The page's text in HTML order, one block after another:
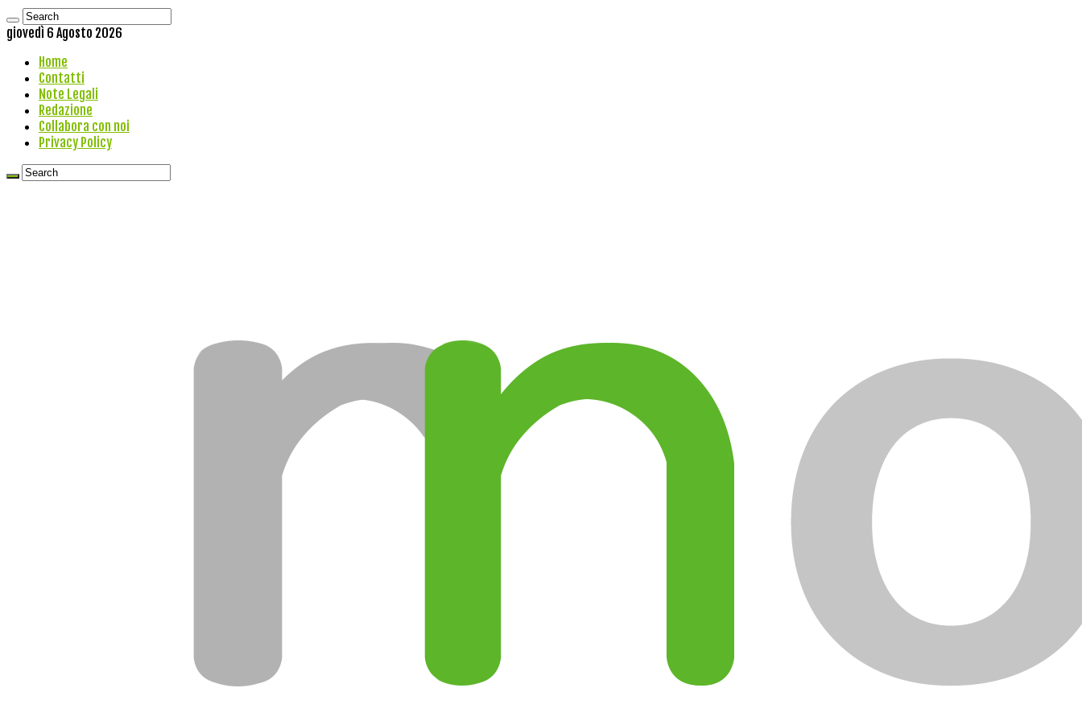
giovedì 6 Agosto 2026
Home
Contatti
Note Legali
Redazione
Collabora con noi
Privacy Policy